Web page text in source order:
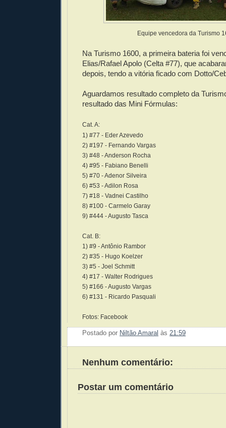
Equipe vencedora da Turismo
Na Turismo 1600, a primeira bateria foi
Elias/Rafael Apolo (Celta #77), que
depois, tendo a vitória ficado com Dotto/
Aguardamos resultado completo da
resultado das Mini Fórmulas:
Cat. A:
1) #77 - Eder Azevedo
2) #197 - Fernando Vargas
3) #48 - Anderson Rocha
4) #95 - Fabiano Benelli
5) #70 - Adenor Silveira
6) #53 - Adilon Rosa
7) #18 - Vadnei Castilho
8) #100 - Carmelo Garay
9) #444 - Augusto Tasca
Cat. B:
1) #9 - Antônio Rambor
2) #35 - Hugo Koelzer
3) #5 - Joel Schmitt
4) #17 - Walter Rodrigues
5) #166 - Augusto Vargas
6) #131 - Ricardo Pasquali
Fotos: Facebook
Postado por Niltão Amaral às 21:59
Nenhum comentário:
Postar um comentário